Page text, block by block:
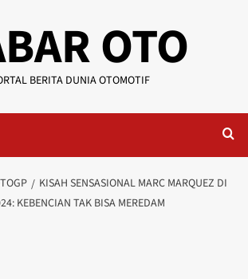
OTO
BERITA DUNIA OTOMOTIF
KISAH SENSASIONAL MARC MARQUEZ DI
KEBENCIAN TAK BISA MEREDAM